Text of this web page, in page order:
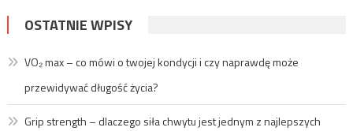
OSTATNIE WPISY
VO₂ max – co mówi o twojej kondycji i czy naprawdę może
przewidywać długość życia?
Grip strength – dlaczego siła chwytu jest jednym z najlepszych